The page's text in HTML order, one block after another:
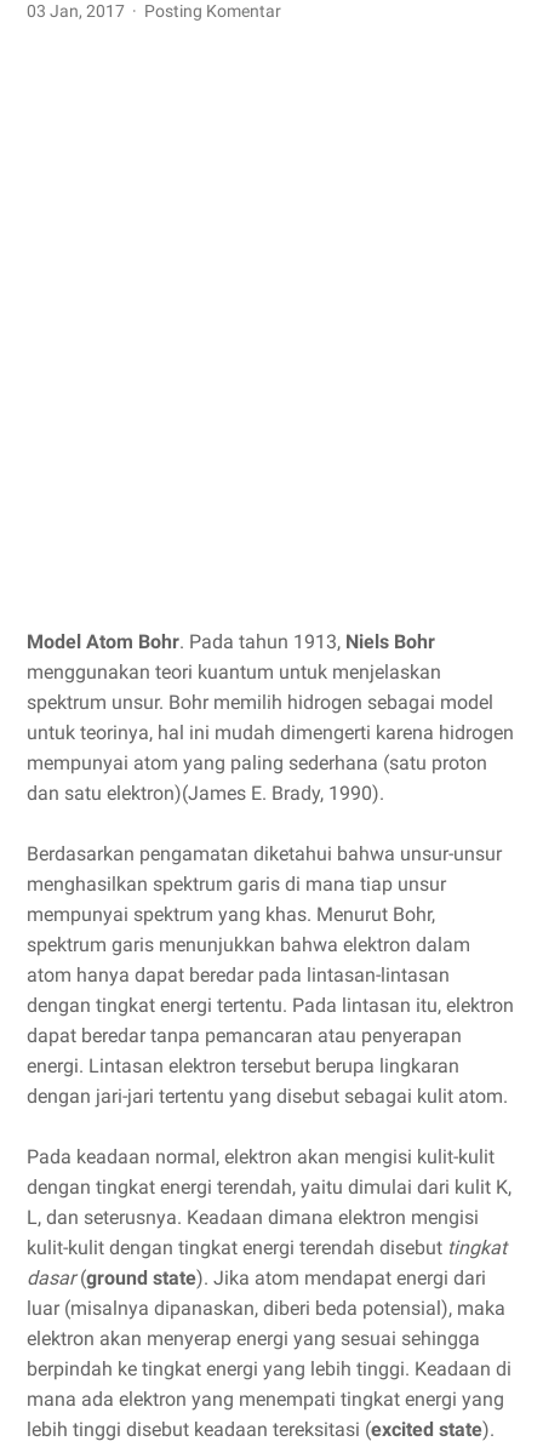
03 Jan, 2017 Posting Komentar
Model Atom Bohr. Pada tahun 1913, Niels Bohr
menggunakan teori kuantum untuk menjelaskan
spektrum unsur. Bohr memilih hidrogen sebagai model
untuk teorinya, hal ini mudah dimengerti karena hidrogen
mempunyai atom yang paling sederhana (satu proton
dan satu elektron)(James E. Brady, 1990).
Berdasarkan pengamatan diketahui bahwa unsur-unsur
menghasilkan spektrum garis di mana tiap unsur
mempunyai spektrum yang khas. Menurut Bohr,
spektrum garis menunjukkan bahwa elektron dalam
atom hanya dapat beredar pada lintasan-lintasan
dengan tingkat energi tertentu. Pada lintasan itu, elektron
dapat beredar tanpa pemancaran atau penyerapan
energi. Lintasan elektron tersebut berupa lingkaran
dengan jari-jari tertentu yang disebut sebagai kulit atom.
Pada keadaan normal, elektron akan mengisi kulit-kulit
dengan tingkat energi terendah, yaitu dimulai dari kulit K,
L, dan seterusnya. Keadaan dimana elektron mengisi
kulit-kulit dengan tingkat energi terendah disebut tingkat
dasar(ground state). Jika atom mendapat energi dari
luar (misalnya dipanaskan, diberi beda potensial), maka
elektron akan menyerap energi yang sesuai sehingga
berpindah ke tingkat energi yang lebih tinggi. Keadaan di
mana ada elektron yang menempati tingkat energi yang
lebih tinggi disebut keadaan tereksitasi (excited state).